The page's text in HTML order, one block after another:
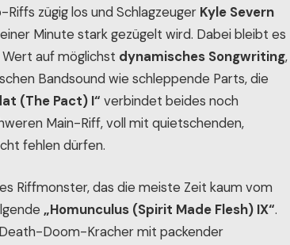
zügig los und Schlagzeuger Kyle Severn
Minute stark gezügelt wird. Dabei bleibt es
auf möglichst dynamisches Songwriting,
Bandsound wie schleppende Parts, die
(The Pact) I“ verbindet beides noch
Main-Riff, voll mit quietschenden,
fehlen dürfen.
Riffmonster, das die meiste Zeit kaum vom
„Homunculus (Spirit Made Flesh) IX“.
Doom-Kracher mit packender